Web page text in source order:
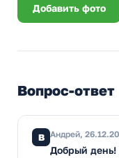
Добавить фото
Вопрос-ответ
В Андрей,
Добрый